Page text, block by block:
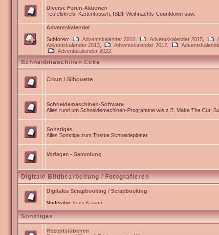
Diverse Foren-Aktionen
Teufelskreis, Kartentausch, ISDI, Weihnachts-Countdown usw.
Adventskalender
Subforen:
Adventskalender 2016 Adventskalender 2015
Adventskalender 2013
Adventskalender 2012
Adventskalender 2022
Schneidmaschinen Ecke
Cricut / Silhouette
Schneidemaschinen-Software
Alles rund um Schneidemachinen-Programme wie z.B. Make The Cut,
Sonstiges
Alles Sonstige zum Thema Schneideplotter
Vorlagen - Sammlung
Digitale Bildbearbeitung / Fotografieren
Digitales Scrapbooking / Scrapbooking
Moderator Team Bawion
Sonstiges
Rezeptstübchen